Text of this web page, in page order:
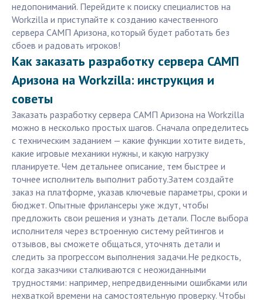
недопониманий. Перейдите к поиску специалистов на
Workzilla и приступайте к созданию качественного
сервера САМП Аризона, который будет работать без
сбоев и радовать игроков!
Как заказать разработку сервера САМП
Аризона на Workzilla: инструкция и
советы
Заказать разработку сервера САМП Аризона на Workzilla
можно в несколько простых шагов. Сначала определитесь
с техническим заданием — какие функции хотите видеть,
какие игровые механики нужны, и какую нагрузку
планируете. Чем детальнее описание, тем быстрее и
точнее исполнитель выполнит работу.Затем создайте
заказ на платформе, указав ключевые параметры, сроки и
бюджет. Опытные фрилансеры уже ждут, чтобы
предложить свои решения и узнать детали. После выбора
исполнителя через встроенную систему рейтингов и
отзывов, вы сможете общаться, уточнять детали и
следить за прогрессом выполнения задачи.Не редкость,
когда заказчики сталкиваются с неожиданными
трудностями: например, непредвиденными ошибками или
нехваткой времени на самостоятельную проверку. Чтобы